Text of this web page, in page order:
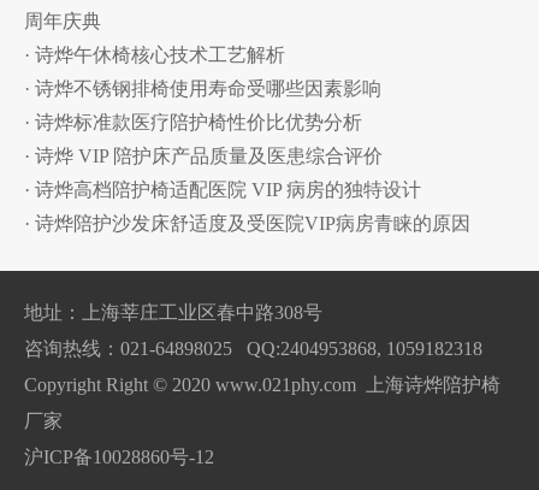
周年庆典
· 诗烨午休椅核心技术工艺解析
· 诗烨不锈钢排椅使用寿命受哪些因素影响
· 诗烨标准款医疗陪护椅性价比优势分析
· 诗烨 VIP 陪护床产品质量及医患综合评价
· 诗烨高档陪护椅适配医院 VIP 病房的独特设计
· 诗烨陪护沙发床舒适度及受医院VIP病房青睐的原因
地址：上海莘庄工业区春中路308号
咨询热线：021-64898025 QQ:2404953868, 1059182318
Copyright Right © 2020 www.021phy.com 上海诗烨陪护椅
厂家
沪ICP备10028860号-12